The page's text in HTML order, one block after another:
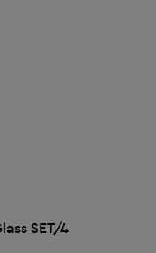
SET/4